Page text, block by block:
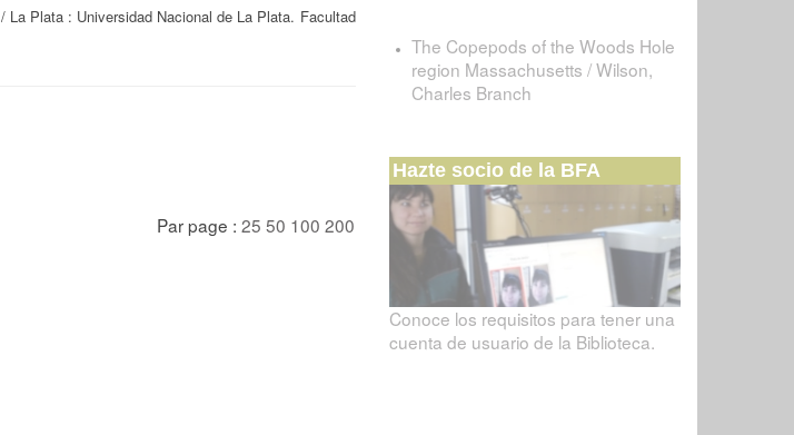
/ La Plata : Universidad Nacional de La Plata. Facultad
Par page : 25 50 100 200
The Copepods of the Woods Hole
region Massachusetts / Wilson,
Charles Branch
Hazte socio de la BFA
Conoce los requisitos para tener una
cuenta de usuario de la Biblioteca.